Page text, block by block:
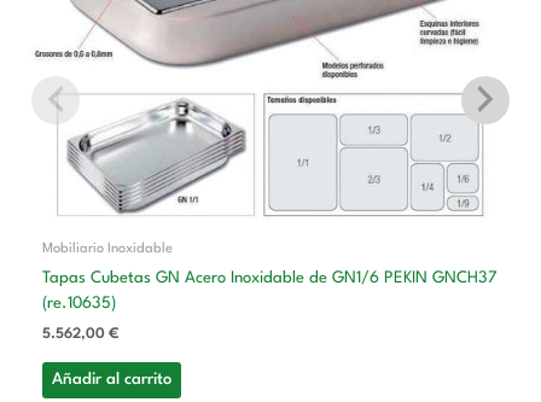
Mobiliario Inoxidable
Tapas Cubetas GN Acero Inoxidable de GN1/6 PEKIN GNCH37
(re.10635)
5.562,00 €
Añadir al carrito